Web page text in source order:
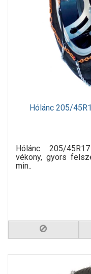
Hólánc 205/
Hólánc 205/
vékony, gyors
min..